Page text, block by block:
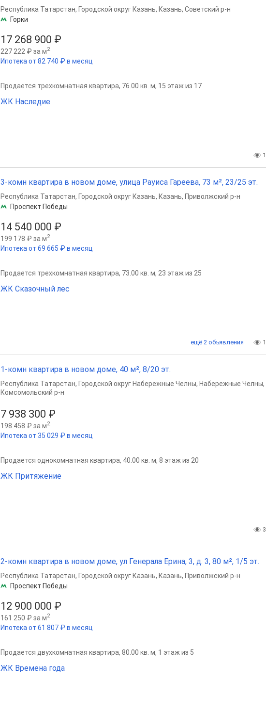
17 268 900 ₽
227 222 ₽ за м2
Ипотека от 82 740 ₽ в месяц
Республика Татарстан, Городской округ Казань, Казань, Советский р-н
Горки
Продается трехкомнатная квартира, 76.00 кв. м, 15 этаж из 17
ЖК Наследие
1
3-комн квартира в новом доме, улица Рауиса Гареева, 73 м², 23/25 эт.
14 540 000 ₽
199 178 ₽ за м2
Ипотека от 69 665 ₽ в месяц
Республика Татарстан, Городской округ Казань, Казань, Приволжский р-н
Проспект Победы
Продается трехкомнатная квартира, 73.00 кв. м, 23 этаж из 25
ЖК Сказочный лес
1
ещё 2 объявления
1-комн квартира в новом доме, 40 м², 8/20 эт.
7 938 300 ₽
198 458 ₽ за м2
Ипотека от 35 029 ₽ в месяц
Республика Татарстан, Городской округ Набережные Челны, Набережные Челны,
Комсомольский р-н
Продается однокомнатная квартира, 40.00 кв. м, 8 этаж из 20
ЖК Притяжение
3
2-комн квартира в новом доме, ул Генерала Ерина, 3, д. 3, 80 м², 1/5 эт.
12 900 000 ₽
161 250 ₽ за м2
Ипотека от 61 807 ₽ в месяц
Республика Татарстан, Городской округ Казань, Казань, Приволжский р-н
Проспект Победы
Продается двухкомнатная квартира, 80.00 кв. м, 1 этаж из 5
ЖК Времена года